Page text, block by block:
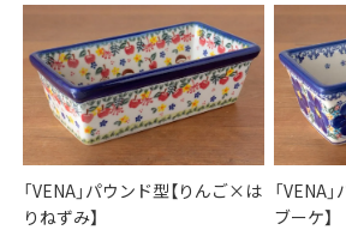
「VENA」パウンド型【りんご×は
りねずみ】
「VENA
ブーケ】